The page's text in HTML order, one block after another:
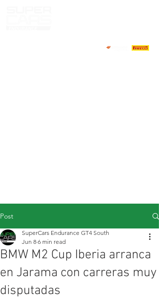
Post
BMW M2 Cup Iberia arranca
en Jarama con carreras muy
disputadas
SuperCars Endurance GT4 South
Jun 8 6 min read